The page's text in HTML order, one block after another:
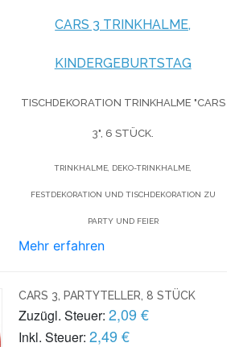
CARS 3 TRINKHALME,
KINDERGEBURTSTAG
TISCHDEKORATION TRINKHALME "CARS
3", 6 STÜCK.
TRINKHALME, DEKO-TRINKHALME,
FESTDEKORATION UND TISCHDEKORATION ZU
PARTY UND FEIER
Mehr erfahren
CARS 3, PARTYTELLER, 8 STÜCK
Zuzügl. Steuer: 2,09 €
Inkl. Steuer: 2,49 €